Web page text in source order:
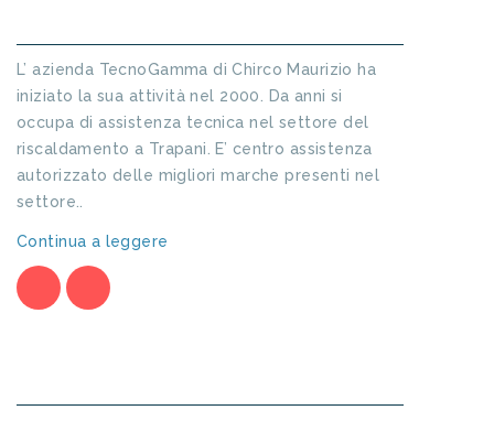
L’ azienda TecnoGamma di Chirco Maurizio ha
iniziato la sua attività nel 2000. Da anni si
occupa di assistenza tecnica nel settore del
riscaldamento a Trapani. E’ centro assistenza
autorizzato delle migliori marche presenti nel
settore..
Continua a leggere